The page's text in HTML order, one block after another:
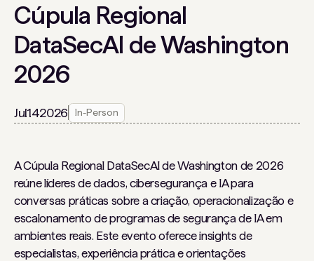
Cúpula Regional
DataSecAI de Washington
2026
Jul142026 In-Person
A Cúpula Regional DataSecAI de Washington de 2026
reúne líderes de dados, cibersegurança e IA para
conversas práticas sobre a criação, operacionalização e
escalonamento de programas de segurança de IA em
ambientes reais. Este evento oferece insights de
especialistas, experiência prática e orientações